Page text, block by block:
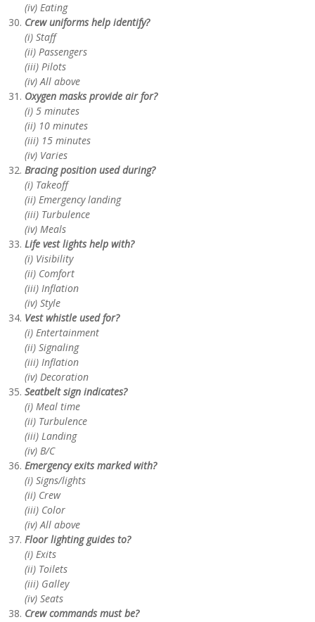
(iv) Eating
Crew uniforms help identify?
(i) Staff
(ii) Passengers
(iii) Pilots
(iv) All above
Oxygen masks provide air for?
(i) 5 minutes
(ii) 10 minutes
(iii) 15 minutes
(iv) Varies
Bracing position used during?
(i) Takeoff
(ii) Emergency landing
(iii) Turbulence
(iv) Meals
Life vest lights help with?
(i) Visibility
(ii) Comfort
(iii) Inflation
(iv) Style
Vest whistle used for?
(i) Entertainment
(ii) Signaling
(iii) Inflation
(iv) Decoration
Seatbelt sign indicates?
(i) Meal time
(ii) Turbulence
(iii) Landing
(iv) B/C
Emergency exits marked with?
(i) Signs/lights
(ii) Crew
(iii) Color
(iv) All above
Floor lighting guides to?
(i) Exits
(ii) Toilets
(iii) Galley
(iv) Seats
Crew commands must be?